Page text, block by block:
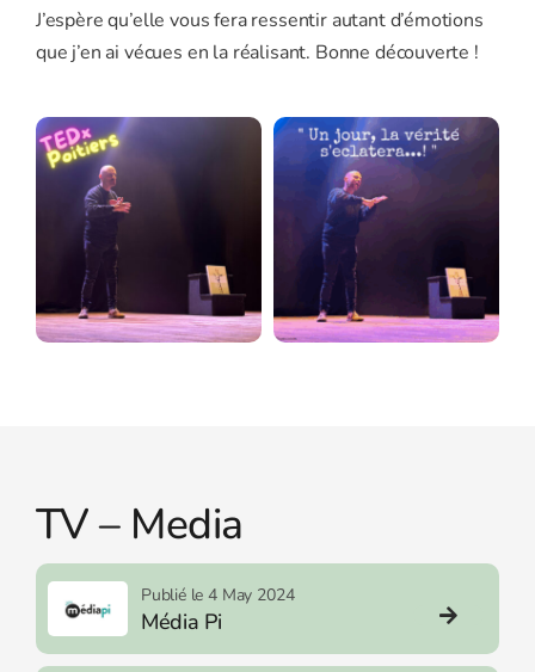
J’espère qu’elle vous fera ressentir autant d’émotions
que j’en ai vécues en la réalisant. Bonne découverte !
TV – Media
Publié le 4 May 2024
Média Pi